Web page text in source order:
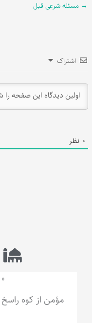
→ مسئله شرعی قبل
اشتراک
0 نظر
مؤمن از کوه راسخ